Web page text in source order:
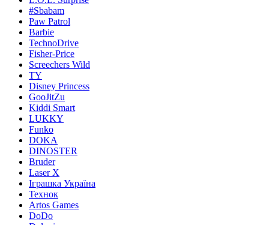
#Sbabam
Paw Patrol
Barbie
TechnoDrive
Fisher-Price
Screechers Wild
TY
Disney Princess
GooJitZu
Kiddi Smart
LUKKY
Funko
DOKA
DINOSTER
Bruder
Laser X
Іграшка Україна
Технок
Artos Games
DoDo